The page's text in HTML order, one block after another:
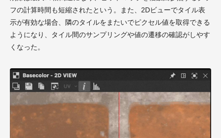
フの計算時間も短縮されたという。また、2Dビューでタイル表
示が有効な場合、隣のタイルをまたいでピクセル値を取得できる
ようになり、タイル間のサンプリングや値の遷移の確認がしやす
くなった。